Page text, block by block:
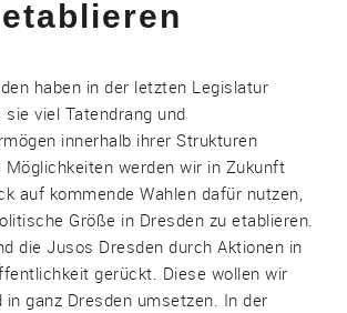
haben in der letzten Legislatur
sie viel Tatendrang und
innerhalb ihrer Strukturen
Möglichkeiten werden wir in Zukunft
auf kommende Wahlen dafür nutzen,
Größe in Dresden zu etablieren.
die Jusos Dresden durch Aktionen in
gerückt. Diese wollen wir
ganz Dresden umsetzen. In der